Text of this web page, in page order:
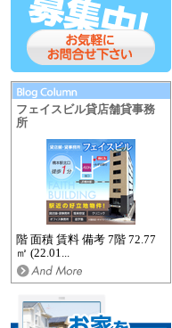
フェイスビル貸店舗貸事務
所
階 面積 賃料 備考 7階 72.77
㎡ (22.01...